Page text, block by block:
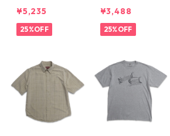
rooks ガース・
ブルックス ツ
シャツ ブラッ
ク 表記：XL g
d406133n w50
531
¥5,235
25%OFF
ポロシャツ ワ
ンポイント 杢
w50531
¥3,488
25%OFF